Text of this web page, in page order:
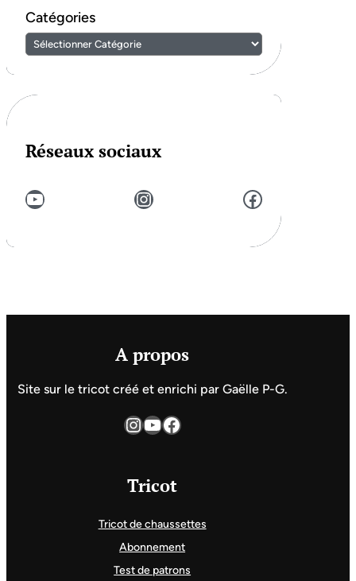
Catégories
Réseaux sociaux
YouTube Instagram Facebook
A propos
Site sur le tricot créé et enrichi par Gaëlle P-G.
InstagramYouTube Facebook
Tricot
Tricot de chaussettes
Abonnement
Test de patrons